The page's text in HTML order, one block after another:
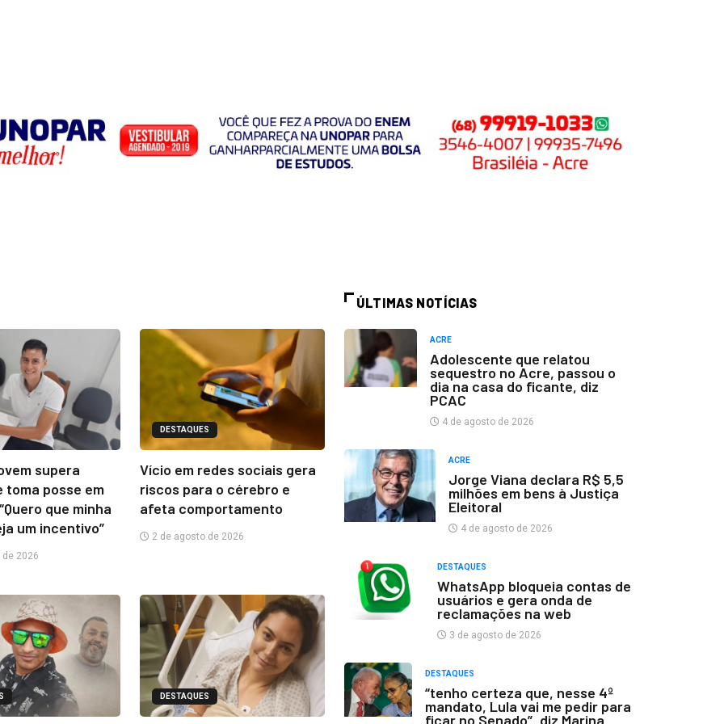
supera
toma posse em
que minha
um incentivo”
2026
DESTAQUES
Vício em redes sociais gera
riscos para o cérebro e
afeta comportamento
2 de agosto de 2026
DESTAQUES
ÚLTIMAS NOTÍCIAS
ACRE
Adolescente que relatou
sequestro no Acre, passou o
dia na casa do ficante, diz
PCAC
4 de agosto de 2026
ACRE
Jorge Viana declara R$ 5,5
milhões em bens à Justiça
Eleitoral
4 de agosto de 2026
DESTAQUES
WhatsApp bloqueia contas de
usuários e gera onda de
reclamações na web
3 de agosto de 2026
DESTAQUES
“tenho certeza que, nesse 4º
mandato, Lula vai me pedir para
ficar no Senado”, diz Marina